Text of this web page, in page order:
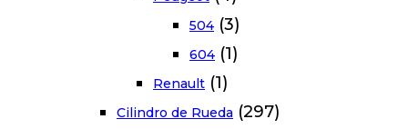
504 (3)
604 (1)
Renault (1)
Cilindro de Rueda (297)